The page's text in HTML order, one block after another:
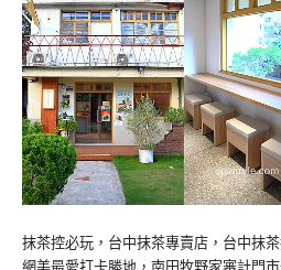
抹茶控必玩，台中抹茶專賣店，台中抹